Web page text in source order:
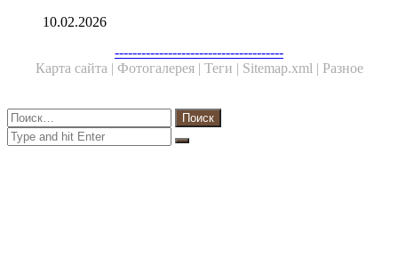
10.02.2026
--------------------------------------
Карта сайта | Фотогалерея | Теги | Sitemap.xml | Разное
Close
Найти:
Close
Search